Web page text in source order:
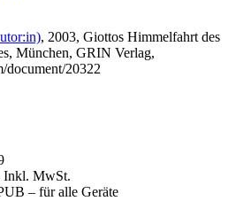
, 2003, Giottos Himmelfahrt des
München, GRIN Verlag,
document/20322
Inkl. MwSt.
– für alle Geräte